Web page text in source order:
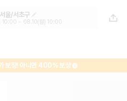
렌트카 - 서울 렌터
가 보장 1위 카모아
서울/서초구
10:00 ~ 08.10(월) 10:00
보장! 아니면 400% 보상